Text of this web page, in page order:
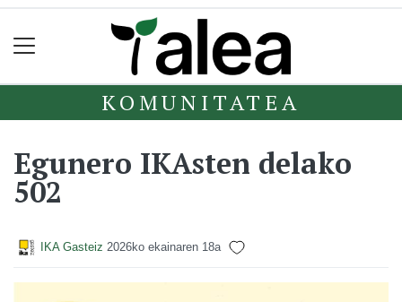
KOMUNITATEA
Egunero IKAsten delako
502
IKA Gasteiz 2026ko ekainaren 18a